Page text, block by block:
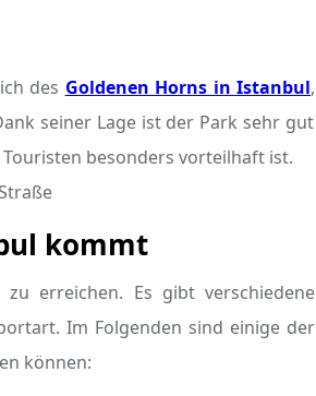
des Goldenen Horns in Istanbul,
seiner Lage ist der Park sehr gut
besonders vorteilhaft ist.
kommt
erreichen. Es gibt verschiedene
Im Folgenden sind einige der
können: